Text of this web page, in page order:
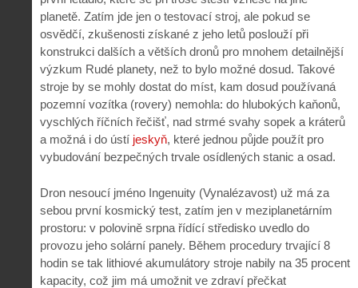
planetě. Zatím jde jen o testovací stroj, ale pokud se
osvědčí, zkušenosti získané z jeho letů poslouží při
konstrukci dalších a větších dronů pro mnohem detailnější
výzkum Rudé planety, než to bylo možné dosud. Takové
stroje by se mohly dostat do míst, kam dosud používaná
pozemní vozítka (rovery) nemohla: do hlubokých kaňonů,
vyschlých říčních řečišť, nad strmé svahy sopek a kráterů
a možná i do ústí jeskyň, které jednou půjde použít pro
vybudování bezpečných trvale osídlených stanic a osad.
Dron nesoucí jméno Ingenuity (Vynalézavost) už má za
sebou první kosmický test, zatím jen v meziplanetárním
prostoru: v polovině srpna řídící středisko uvedlo do
provozu jeho solární panely. Během procedury trvající 8
hodin se tak lithiové akumulátory stroje nabily na 35 procent
kapacity, což jim má umožnit ve zdraví přečkat